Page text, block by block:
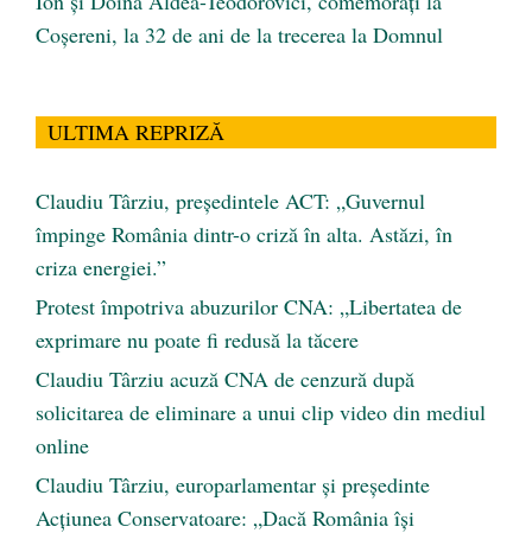
Coșereni, la 32 de ani de la trecerea la Domnul
ULTIMA REPRIZĂ
Claudiu Târziu, președintele ACT: „Guvernul
împinge România dintr-o criză în alta. Astăzi, în
criza energiei.”
Protest împotriva abuzurilor CNA: „Libertatea de
exprimare nu poate fi redusă la tăcere
Claudiu Târziu acuză CNA de cenzură după
solicitarea de eliminare a unui clip video din mediul
online
Claudiu Târziu, europarlamentar și președinte
Acțiunea Conservatoare: „Dacă România își